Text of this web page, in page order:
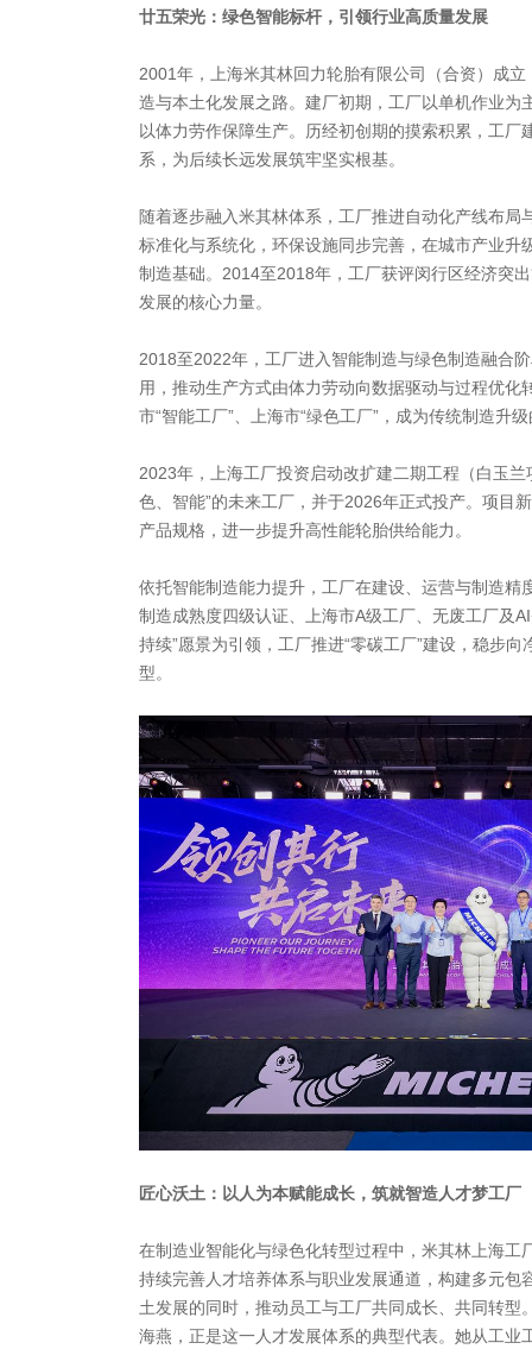
廿五荣光：绿色智能标杆，引领行业高质量发展
2001年，上海米其林回力轮胎有限公司（合资）成
造与本土化发展之路。建厂初期，工厂以单机作业为
以体力劳作保障生产。历经初创期的摸索积累，工厂
系，为后续长远发展筑牢坚实根基。
随着逐步融入米其林体系，工厂推进自动化产线布局
标准化与系统化，环保设施同步完善，在城市产业升
制造基础。2014至2018年，工厂获评闵行区经济突
发展的核心力量。
2018至2022年，工厂进入智能制造与绿色制造融合
用，推动生产方式由体力劳动向数据驱动与过程优化
市“智能工厂”、上海市“绿色工厂”，成为传统制造升
2023年，上海工厂投资启动改扩建二期工程（白玉
色、智能”的未来工厂，并于2026年正式投产。项目
产品规格，进一步提升高性能轮胎供给能力。
依托智能制造能力提升，工厂在建设、运营与制造精
制造成熟度四级认证、上海市A级工厂、无废工厂及
持续”愿景为引领，工厂推进“零碳工厂”建设，稳步
型。
匠心沃土：以人为本赋能成长，筑就智造人才梦工厂
在制造业智能化与绿色化转型过程中，米其林上海工
持续完善人才培养体系与职业发展通道，构建多元包
土发展的同时，推动员工与工厂共同成长、共同转型
海燕，正是这一人才发展体系的典型代表。她从工业